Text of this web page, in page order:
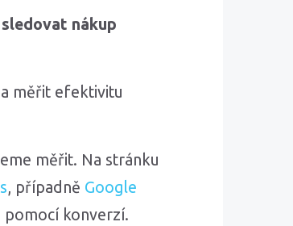
nákup
měřit efektivitu
měřit. Na stránku
, případně Google
pomocí konverzí.